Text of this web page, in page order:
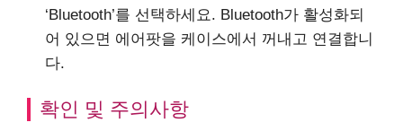
‘Bluetooth’를 선택하세요. Bluetooth가 활성화되
어 있으면 에어팟을 케이스에서 꺼내고 연결합니
다.
확인 및 주의사항